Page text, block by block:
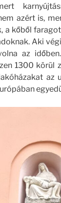
azért is,
a kőből
Aki
az
1300
az